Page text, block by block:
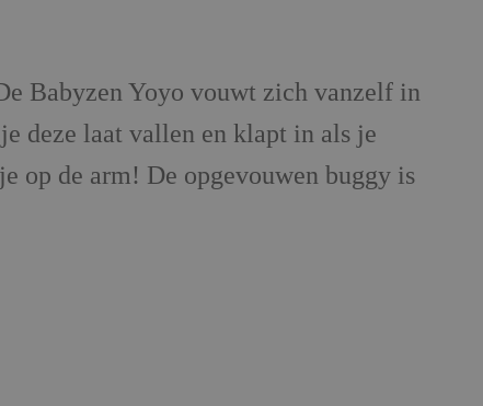
Babyzen Yoyo vouwt zich vanzelf in
deze laat vallen en klapt in als je
op de arm! De opgevouwen buggy is